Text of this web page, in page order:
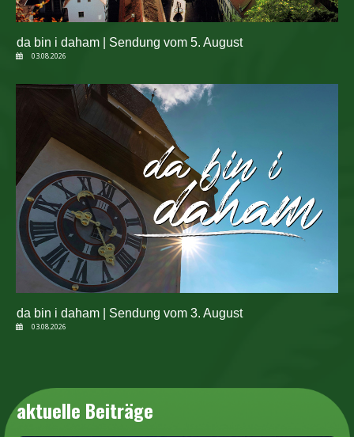
da bin i daham | Sendung vom 5. August
03.08.2026
da bin i daham | Sendung vom 3. August
03.08.2026
aktuelle Beiträge